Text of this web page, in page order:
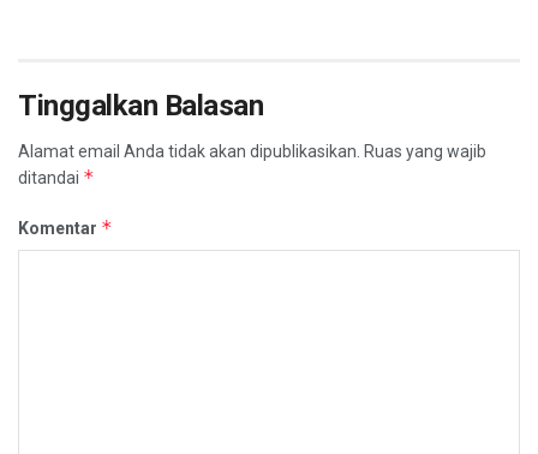
Tinggalkan Balasan
Alamat email Anda tidak akan dipublikasikan. Ruas yang wajib
ditandai *
Komentar *